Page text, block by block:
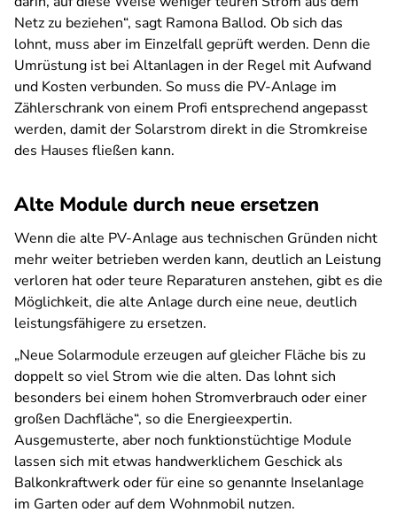
Netz zu beziehen“, sagt Ramona Ballod. Ob sich das
lohnt, muss aber im Einzelfall geprüft werden. Denn die
Umrüstung ist bei Altanlagen in der Regel mit Aufwand
und Kosten verbunden. So muss die PV-Anlage im
Zählerschrank von einem Profi entsprechend angepasst
werden, damit der Solarstrom direkt in die Stromkreise
des Hauses fließen kann.
Alte Module durch neue ersetzen
Wenn die alte PV-Anlage aus technischen Gründen nicht
mehr weiter betrieben werden kann, deutlich an Leistung
verloren hat oder teure Reparaturen anstehen, gibt es die
Möglichkeit, die alte Anlage durch eine neue, deutlich
leistungsfähigere zu ersetzen.
„Neue Solarmodule erzeugen auf gleicher Fläche bis zu
doppelt so viel Strom wie die alten. Das lohnt sich
besonders bei einem hohen Stromverbrauch oder einer
großen Dachfläche“, so die Energieexpertin.
Ausgemusterte, aber noch funktionstüchtige Module
lassen sich mit etwas handwerklichem Geschick als
Balkonkraftwerk oder für eine so genannte Inselanlage
im Garten oder auf dem Wohnmobil nutzen.